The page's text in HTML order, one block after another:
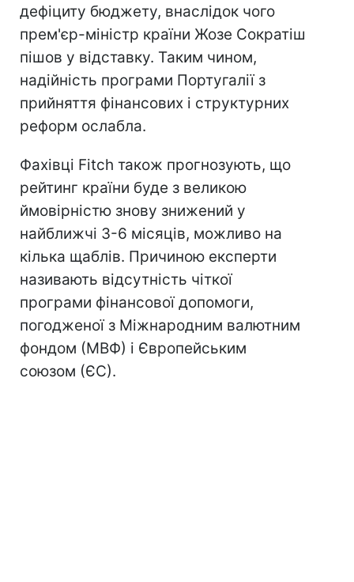
дефіциту бюджету, внаслідок чого
прем'єр-міністр країни Жозе Сократіш
пішов у відставку. Таким чином,
надійність програми Португалії з
прийняття фінансових і структурних
реформ ослабла.
Фахівці Fitch також прогнозують, що
рейтинг країни буде з великою
ймовірністю знову знижений у
найближчі 3-6 місяців, можливо на
кілька щаблів. Причиною експерти
називають відсутність чіткої
програми фінансової допомоги,
погодженої з Міжнародним валютним
фондом (МВФ) і Європейським
союзом (ЄС).